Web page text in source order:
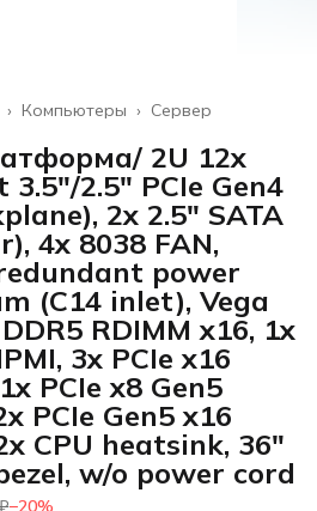
Сервер
Компьютеры ›
›
2U 12x
2.5" PCIe Gen4
2x 2.5" SATA
4x 8038 FAN,
power
(C14 inlet), Vega
RDIMM x16, 1x
3x PCIe x16
PCIe x8 Gen5
PCIe Gen5 x16
CPU heatsink, 36"
w/o power cord
−20%